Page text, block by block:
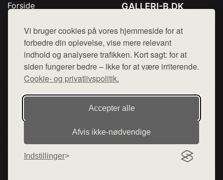
Vi bruger cookies på vores hjemmeside for at
forbedre din oplevelse, vise mere relevant
indhold og analysere trafikken. Kort sagt: for at
siden fungerer bedre – ikke for at være irriterende.
Cookie- og privatlivspolitik.
Accepter alle
Afvis ikke‑nødvendige
Indstillinger
Forside
Top Rabatter
Blog
Kontakt
GALLERI-B.DK
Mail: hej@want.dk
Cookie- og privatlivspolitik
Denne side er en del af want.dk, der udgiver en række
hjemmesider med præsentation af forskellige produkter fra
diverse webshops. Der sælges ikke varer fra denne side - vi
henviser til de shops, som sælger varen. Vi har heller ikke
varerne på lager.